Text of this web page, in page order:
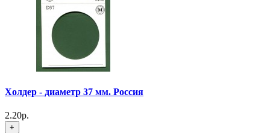
Холдер - диаметр 37 мм. Россия
2.20р.
+